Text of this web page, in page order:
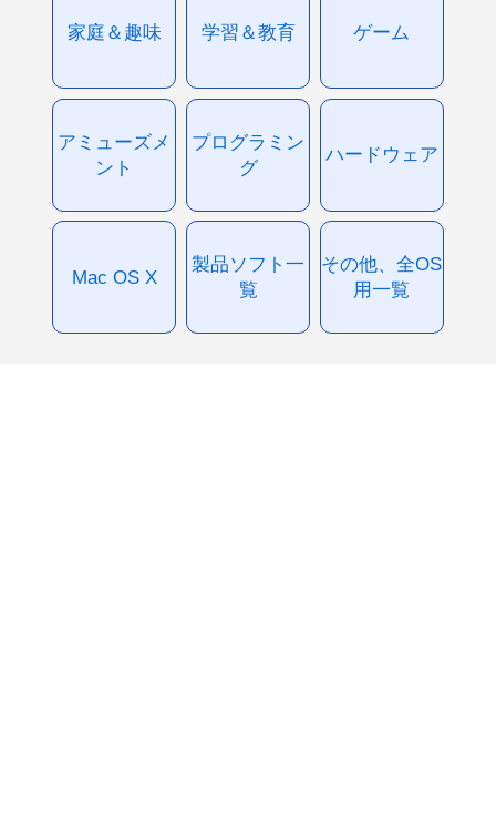
家庭＆趣味 学習＆教育 ゲーム
アミューズメ
ント
プログラミン
グ
ハードウェア
Mac OS X
製品ソフト一
覧
その他、全OS
用一覧